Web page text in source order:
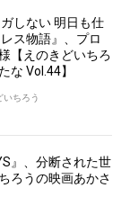
ガしない 明日も仕
ス物語』、プロ
【えのきどいちろ
な Vol.44】
いちろう
』、分断された世
ろうの映画あかさ